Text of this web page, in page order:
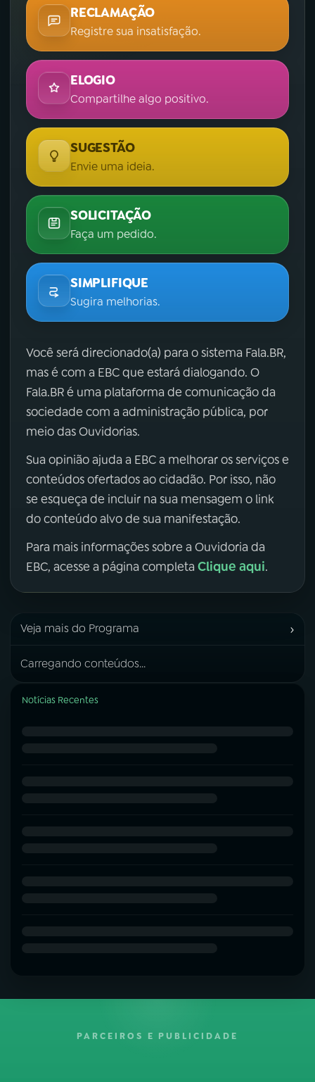
RECLAMAÇÃO
Registre sua insatisfação.
ELOGIO
Compartilhe algo positivo.
SUGESTÃO
Envie uma ideia.
SOLICITAÇÃO
Faça um pedido.
SIMPLIFIQUE
Sugira melhorias.
Você será direcionado(a) para o sistema Fala.BR,
mas é com a EBC que estará dialogando. O
Fala.BR é uma plataforma de comunicação da
sociedade com a administração pública, por
meio das Ouvidorias.
Sua opinião ajuda a EBC a melhorar os serviços e
conteúdos ofertados ao cidadão. Por isso, não
se esqueça de incluir na sua mensagem o link
do conteúdo alvo de sua manifestação.
Para mais informações sobre a Ouvidoria da
EBC, acesse a página completa Clique aqui.
Veja mais do Programa ›
Carregando conteúdos...
Notícias Recentes
PARCEIROS E PUBLICIDADE